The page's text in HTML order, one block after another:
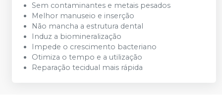
Sem contaminantes e metais pesados
Melhor manuseio e inserção
Não mancha a estrutura dental
Induz a biomineralização
Impede o crescimento bacteriano
Otimiza o tempo e a utilização
Reparação tecidual mais rápida